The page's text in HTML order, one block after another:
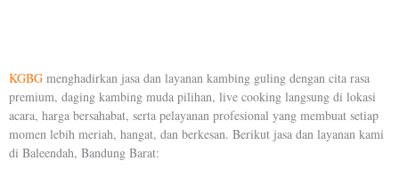
KGBG menghadirkan jasa dan layanan kambing guling dengan cita rasa
premium, daging kambing muda pilihan, live cooking langsung di lokasi
acara, harga bersahabat, serta pelayanan profesional yang membuat setiap
momen lebih meriah, hangat, dan berkesan. Berikut jasa dan layanan kami
di Baleendah, Bandung Barat: